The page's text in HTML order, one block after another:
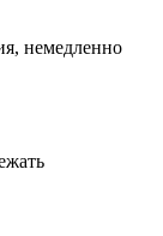
немедленно